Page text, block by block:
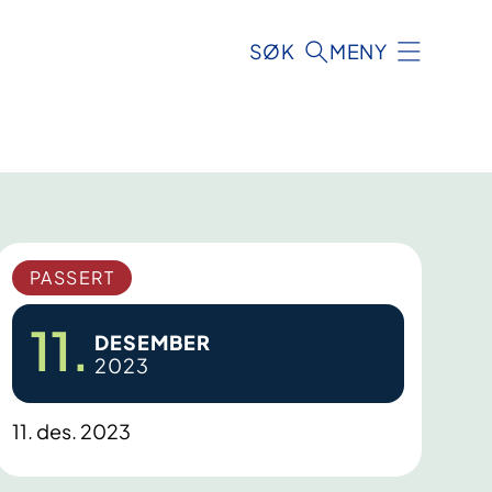
SØK MENY
PASSERT
11. DESEMBER
2023
11. des. 2023